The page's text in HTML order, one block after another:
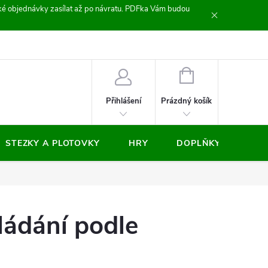
objednávky zasílat až po návratu. PDFka Vám budou
Přihlášení
NÁKUPNÍ
Prázdný košík
STEZKY A PLOTOVKY HRY DOPLŇKY
podle